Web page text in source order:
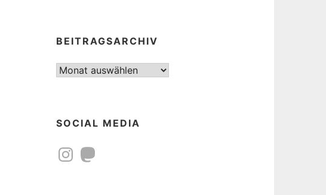
BEITRAGSARCHIV
Beitragsarchiv
SOCIAL MEDIA
InstagramMastodon